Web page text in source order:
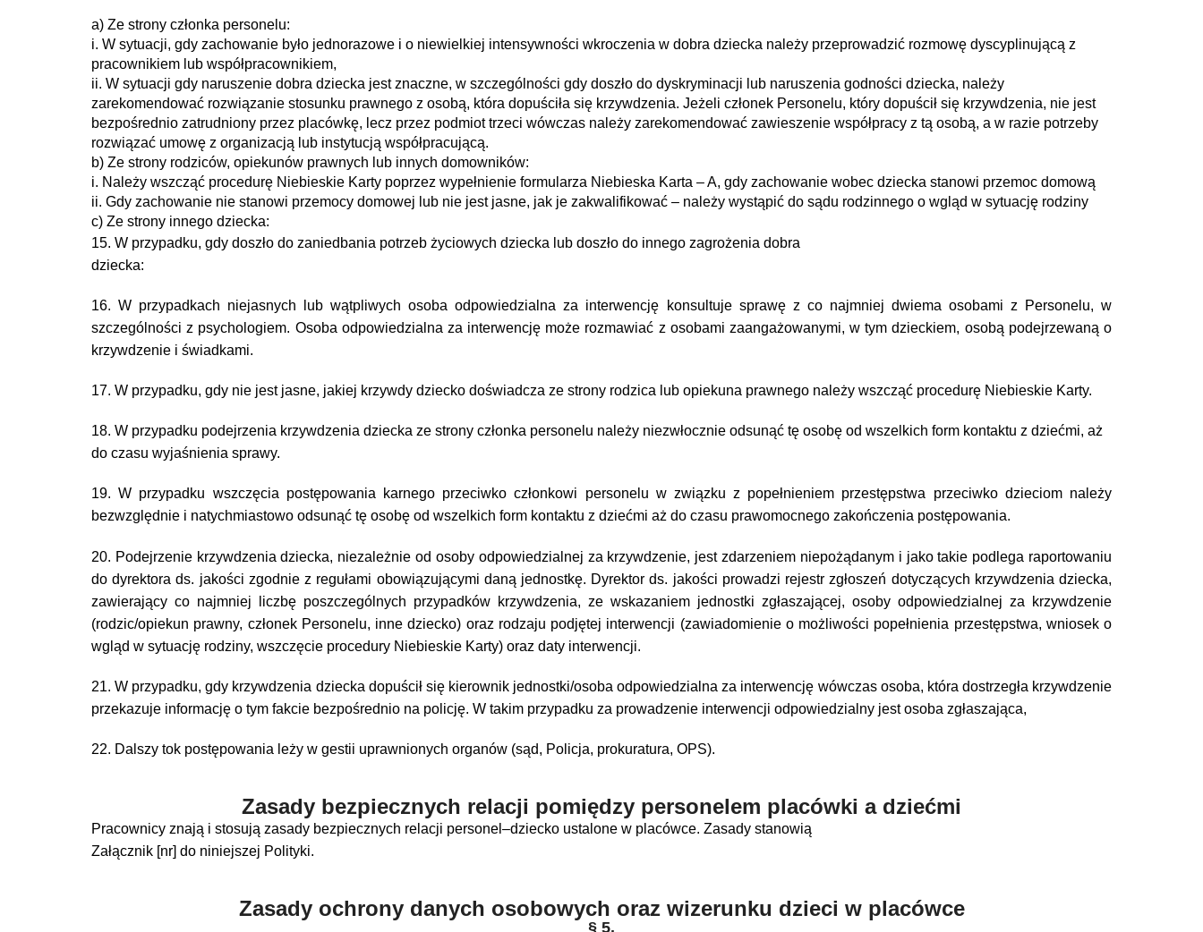
a) Ze strony członka personelu:
i. W sytuacji, gdy zachowanie było jednorazowe i o niewielkiej intensywności wkroczenia w dobra dziecka należy przeprowadzić rozmowę dyscyplinującą z
pracownikiem lub współpracownikiem,
ii. W sytuacji gdy naruszenie dobra dziecka jest znaczne, w szczególności gdy doszło do dyskryminacji lub naruszenia godności dziecka, należy
zarekomendować rozwiązanie stosunku prawnego z osobą, która dopuściła się krzywdzenia. Jeżeli członek Personelu, który dopuścił się krzywdzenia, nie jest
bezpośrednio zatrudniony przez placówkę, lecz przez podmiot trzeci wówczas należy zarekomendować zawieszenie współpracy z tą osobą, a w razie potrzeby
rozwiązać umowę z organizacją lub instytucją współpracującą.
b) Ze strony rodziców, opiekunów prawnych lub innych domowników:
i. Należy wszcząć procedurę Niebieskie Karty poprzez wypełnienie formularza Niebieska Karta – A, gdy zachowanie wobec dziecka stanowi przemoc domową
ii. Gdy zachowanie nie stanowi przemocy domowej lub nie jest jasne, jak je zakwalifikować – należy wystąpić do sądu rodzinnego o wgląd w sytuację rodziny
c) Ze strony innego dziecka:
15. W przypadku, gdy doszło do zaniedbania potrzeb życiowych dziecka lub doszło do innego zagrożenia dobra
dziecka:
16. W przypadkach niejasnych lub wątpliwych osoba odpowiedzialna za interwencję konsultuje sprawę z co najmniej dwiema osobami z Personelu, w
szczególności z psychologiem. Osoba odpowiedzialna za interwencję może rozmawiać z osobami zaangażowanymi, w tym dzieckiem, osobą podejrzewaną o
krzywdzenie i świadkami.
17. W przypadku, gdy nie jest jasne, jakiej krzywdy dziecko doświadcza ze strony rodzica lub opiekuna prawnego należy wszcząć procedurę Niebieskie Karty.
18. W przypadku podejrzenia krzywdzenia dziecka ze strony członka personelu należy niezwłocznie odsunąć tę osobę od wszelkich form kontaktu z dziećmi, aż
do czasu wyjaśnienia sprawy.
19. W przypadku wszczęcia postępowania karnego przeciwko członkowi personelu w związku z popełnieniem przestępstwa przeciwko dzieciom należy
bezwzględnie i natychmiastowo odsunąć tę osobę od wszelkich form kontaktu z dziećmi aż do czasu prawomocnego zakończenia postępowania.
20. Podejrzenie krzywdzenia dziecka, niezależnie od osoby odpowiedzialnej za krzywdzenie, jest zdarzeniem niepożądanym i jako takie podlega raportowaniu
do dyrektora ds. jakości zgodnie z regułami obowiązującymi daną jednostkę. Dyrektor ds. jakości prowadzi rejestr zgłoszeń dotyczących krzywdzenia dziecka,
zawierający co najmniej liczbę poszczególnych przypadków krzywdzenia, ze wskazaniem jednostki zgłaszającej, osoby odpowiedzialnej za krzywdzenie
(rodzic/opiekun prawny, członek Personelu, inne dziecko) oraz rodzaju podjętej interwencji (zawiadomienie o możliwości popełnienia przestępstwa, wniosek o
wgląd w sytuację rodziny, wszczęcie procedury Niebieskie Karty) oraz daty interwencji.
21. W przypadku, gdy krzywdzenia dziecka dopuścił się kierownik jednostki/osoba odpowiedzialna za interwencję wówczas osoba, która dostrzegła krzywdzenie
przekazuje informację o tym fakcie bezpośrednio na policję. W takim przypadku za prowadzenie interwencji odpowiedzialny jest osoba zgłaszająca,
22. Dalszy tok postępowania leży w gestii uprawnionych organów (sąd, Policja, prokuratura, OPS).
Zasady bezpiecznych relacji pomiędzy personelem placówki a dziećmi
Pracownicy znają i stosują zasady bezpiecznych relacji personel–dziecko ustalone w placówce. Zasady stanowią
Załącznik [nr] do niniejszej Polityki.
Zasady ochrony danych osobowych oraz wizerunku dzieci w placówce
§ 5.